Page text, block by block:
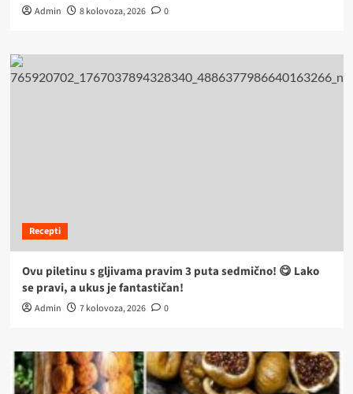
Admin 8 kolovoza, 2026 0
Recepti
Ovu piletinu s gljivama pravim 3 puta sedmično! 😋 Lako
se pravi, a ukus je fantastičan!
Admin 7 kolovoza, 2026 0